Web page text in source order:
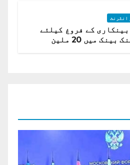
انٹرنٹ
بینکاری کے فروغ کیلئے
موبی لنک بینک میں 20 ملین